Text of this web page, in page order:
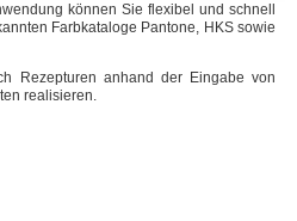
können Sie flexibel und schnell
Farbkataloge Pantone, HKS sowie
Rezepturen anhand der Eingabe von
realisieren.